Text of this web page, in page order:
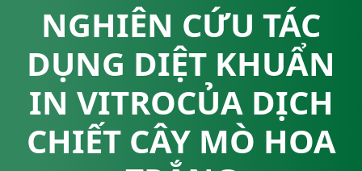
NGHIÊN CỨU TÁC
DỤNG DIỆT KHUẨN
IN VITROCỦA DỊCH
CHIẾT CÂY MÒ HOA